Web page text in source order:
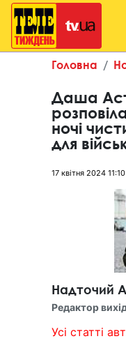
Головна
Даша
ночі
для
17 квітня 2024 11:10
Надточий
Редактор
Усі статті